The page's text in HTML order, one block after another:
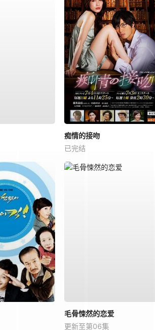
痴情的接吻
已完结
毛骨悚然的恋爱
更新至第06集